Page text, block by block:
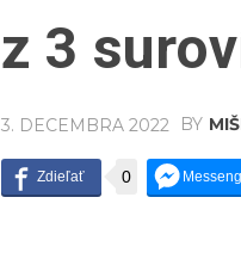
z 3
3. DECEMBRA 2022 BY
0